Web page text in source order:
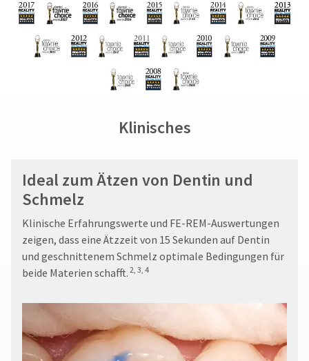
Klinisches
Ideal zum Ätzen von Dentin und
Schmelz
Klinische Erfahrungswerte und FE-REM-Auswertungen
zeigen, dass eine Ätzzeit von 15 Sekunden auf Dentin
und geschnittenem Schmelz optimale Bedingungen für
beide Materien schafft. 2, 3, 4